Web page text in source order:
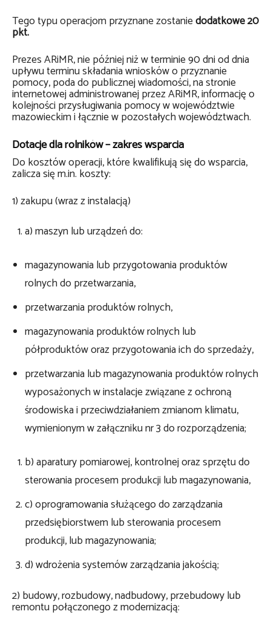
Tego typu operacjom przyznane zostaniedodatkowe 20
pkt.
Prezes ARiMR, nie później niż w terminie 90 dni od dnia
upływu terminu składania wniosków o przyznanie
pomocy, poda do publicznej wiadomości, na stronie
internetowej administrowanej przez ARiMR, informację o
kolejności przysługiwania pomocy w województwie
mazowieckim i łącznie w pozostałych województwach.
Dotacje dla rolników – zakres wsparcia
Do kosztów operacji, które kwalifikują się do wsparcia,
zalicza się m.in. koszty:
1) zakupu (wraz z instalacją)
a) maszyn lub urządzeń do:
magazynowania lub przygotowania produktów
rolnych do przetwarzania,
przetwarzania produktów rolnych,
magazynowania produktów rolnych lub
półproduktów oraz przygotowania ich do sprzedaży,
przetwarzania lub magazynowania produktów rolnych
wyposażonych w instalacje związane z ochroną
środowiska i przeciwdziałaniem zmianom klimatu,
wymienionym w załączniku nr 3 do rozporządzenia;
b) aparatury pomiarowej, kontrolnej oraz sprzętu do
sterowania procesem produkcji lub magazynowania,
c) oprogramowania służącego do zarządzania
przedsiębiorstwem lub sterowania procesem
produkcji, lub magazynowania;
d) wdrożenia systemów zarządzania jakością;
2) budowy, rozbudowy, nadbudowy, przebudowy lub
remontu połączonego z modernizacją: